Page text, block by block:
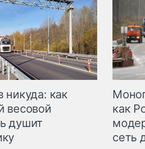
никуда: как
весовой
душит
как
сеть